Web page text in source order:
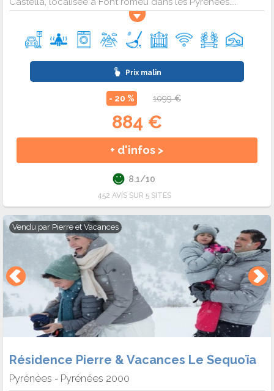
Prix malin
- 20 % 1099 €
884 €
+ d'infos >
8.1/10
452 AVIS SUR 5 SITES
Vendu par Pierre et Vacances
Résidence Pierre & Vacances Le Sequoïa
Pyrénées - Pyrénées 2000